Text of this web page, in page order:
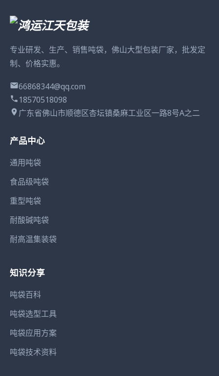
专业研发、生产、销售吨袋，佛山大型包装厂家，批发定
制、价格实惠。
66868344@qq.com
18570518098
广东省佛山市顺德区杏坛镇桑麻工业区一路8号A之二
产品中心
通用吨袋
食品级吨袋
重型吨袋
耐酸碱吨袋
耐高温集装袋
知识分享
吨袋百科
吨袋选型工具
吨袋应用方案
吨袋技术资料